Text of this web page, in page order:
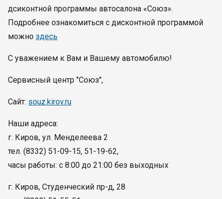
дсиконтной программы автосалона «Союз».
Подробнее ознакомиться с дисконтной программой
можно здесь
С уважением к Вам и Вашему автомобилю!
Сервисный центр "Союз",
Сайт: souz.kirov.ru
Наши адреса:
г. Киров, ул. Менделеева 2
тел. (8332) 51-09-15, 51-19-62,
часы работы: с 8:00 до 21:00 без выходных
г. Киров, Студенческий пр-д, 28